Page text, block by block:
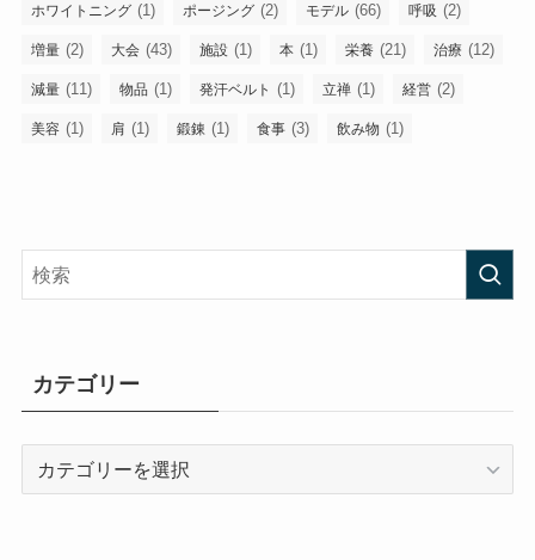
ホワイトニング (1) ポージング (2) モデル (66) 呼吸 (2)
増量 (2) 大会 (43) 施設 (1) 本 (1) 栄養 (21) 治療 (12)
減量 (11) 物品 (1) 発汗ベルト (1) 立禅 (1) 経営 (2)
美容 (1) 肩 (1) 鍛錬 (1) 食事 (3) 飲み物 (1)
カテゴリー